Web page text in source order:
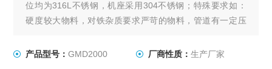
位均为316L不锈钢，机座采用304不锈钢；特殊要求如：
硬度较大物料，对铁杂质要求严苛的物料，管道有一定压
瓷。
产品型号：GMD2000 厂商性质： 生产厂家